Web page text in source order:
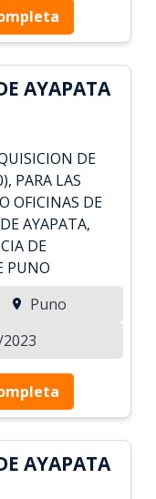
AYAPATA
DE
PARA LAS
OFICINAS DE
AYAPATA,
DE
PUNO
Puno
AYAPATA